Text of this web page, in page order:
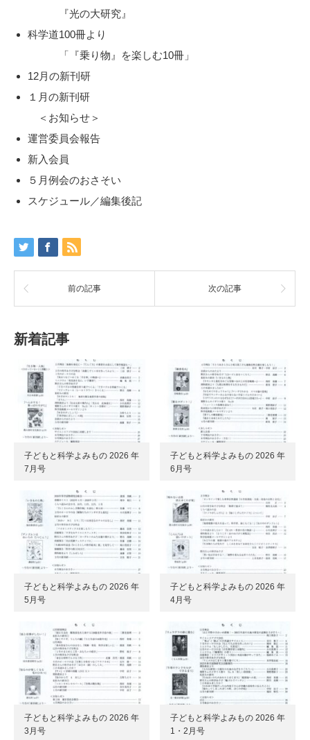
『光の大研究』
科学道100冊より
「『乗り物』を楽しむ10冊」
12月の新刊研
１月の新刊研
＜お知らせ＞
運営委員会報告
新入会員
５月例会のおさそい
スケジュール／編集後記
前の記事 次の記事
新着記事
子どもと科学よみもの 2026 年
7月号
子どもと科学よみもの 2026 年
6月号
子どもと科学よみもの 2026 年
5月号
子どもと科学よみもの 2026 年
4月号
子どもと科学よみもの 2026 年
3月号
子どもと科学よみもの 2026 年
1・2月号